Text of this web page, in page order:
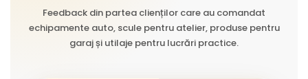
Feedback din partea clienților care au comandat
echipamente auto, scule pentru atelier, produse pentru
garaj și utilaje pentru lucrări practice.